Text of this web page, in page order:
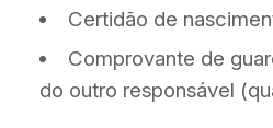
Certidão de
Comprovante de
do outro responsável